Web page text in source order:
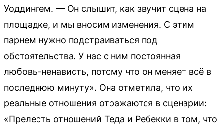
Уоддингем. — Он слышит, как звучит сцена на
площадке, и мы вносим изменения. С этим
парнем нужно подстраиваться под
обстоятельства. У нас с ним постоянная
любовь-ненависть, потому что он меняет всё в
последнюю минуту». Она отметила, что их
реальные отношения отражаются в сценарии:
«Прелесть отношений Теда и Ребекки в том, что